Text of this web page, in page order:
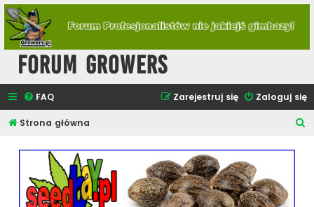
Forum Growers
FAQ Zaloguj się
Zarejestruj się
Strona główna